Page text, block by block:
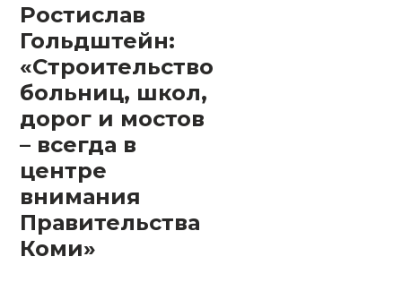
Версия для слабовидящих
Ростислав
Гольдштейн:
«Строительство
больниц, школ,
дорог и мостов
– всегда в
центре
внимания
Правительства
Коми»